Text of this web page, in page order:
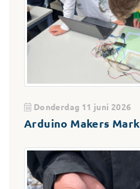
Donderdag 11 juni 2026
Arduino Makers